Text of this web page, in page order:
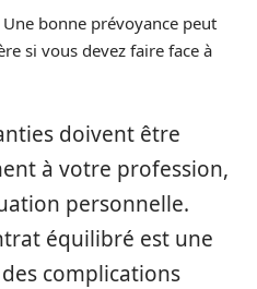
Une bonne prévoyance peut
si vous devez faire face à
doivent être
à votre profession,
personnelle.
équilibré est une
complications